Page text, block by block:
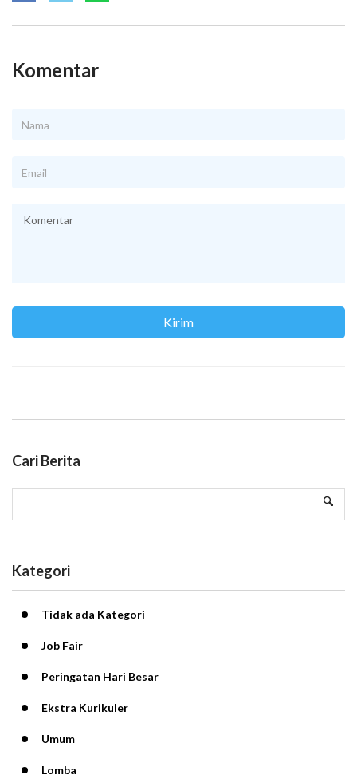
Komentar
Cari Berita
Kategori
Tidak ada Kategori
Job Fair
Peringatan Hari Besar
Ekstra Kurikuler
Umum
Lomba